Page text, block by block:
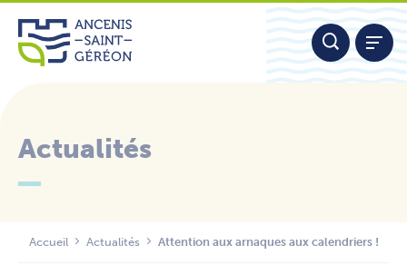
Aller
contenu
Actualités
Accueil Actualités Attention aux arnaques aux calendriers !
Panneau de gestion des cookies